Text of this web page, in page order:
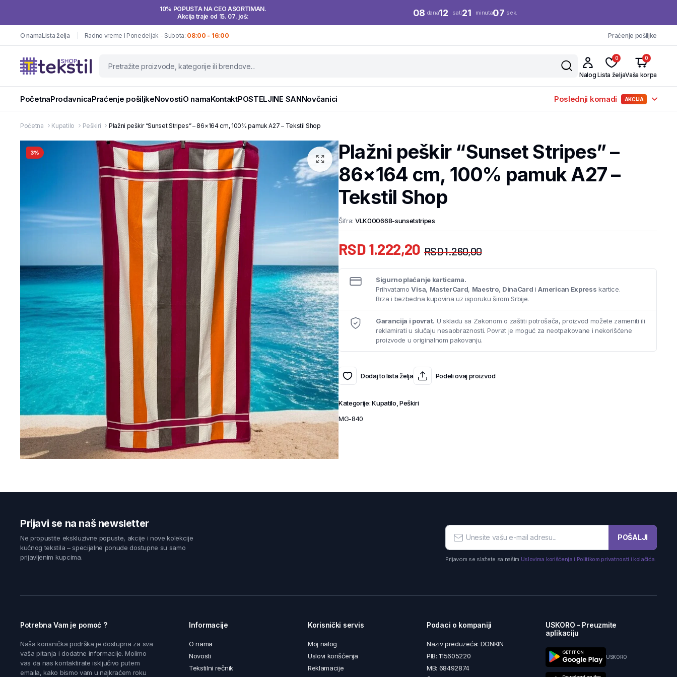
10% POPUSTA NA CEO ASORTIMAN.
Akcija traje od 15. 07. još:
08 dana12 sati21 minuta07 sek.
O namaLista želja Radno vreme I Ponedeljak - Subota: 08:00 - 16:00 Praćenje pošiljke
Nalog
0
Lista želja
0
Vaša korpa
PočetnaProdavnicaPraćenje pošiljkeNovostiO namaKontaktPOSTELJINE SANNovčanici Poslednji komadi AKCIJA
Početna Kupatilo Peškiri Plažni peškir “Sunset Stripes” – 86×164 cm, 100% pamuk A27 – Tekstil Shop
3%
Plažni peškir “Sunset Stripes” –
86×164 cm, 100% pamuk A27 –
Tekstil Shop
Šifra: VLK000668-sunsetstripes
RSD1.260,00
RSD1.222,20
Sigurno plaćanje karticama.
PrihvatamoVisa, MasterCard, Maestro, DinaCard iAmerican Express kartice.
Brza i bezbedna kupovina uz isporuku širom Srbije.
Garancija i povrat. U skladu sa Zakonom o zaštiti potrošača, proizvod možete zameniti ili
reklamirati u slučaju nesaobraznosti. Povrat je moguć za neotpakovane i nekorišćene
proizvode u originalnom pakovanju.
Dodaj to lista želja Podeli ovaj proizvod
Kategorije:Kupatilo Peškiri
MG-840
Prijavi se na naš newsletter
Ne propustite ekskluzivne popuste, akcije i nove kolekcije
kućnog tekstila – specijalne ponude dostupne su samo
prijavljenim kupcima.
POŠALJI
Prijavom se slažete sa našim Uslovima korišćenja i Politikom privatnosti i kolačića.
Potrebna Vam je pomoć ?
Naša korisnička podrška je dostupna za sva
vaša pitanja i dodatne informacije. Molimo
vas da nas kontaktirate isključivo putem
emaila, kako bismo vam u najkraćem roku
Informacije
O nama
Novosti
Tekstilni rečnik
Korisnički servis
Moj nalog
Uslovi korišćenja
Reklamacije
Podaci o kompaniji
Naziv preduzeća: DONKIN
PIB: 115605220
MB: 68492874
USKORO - Preuzmite
aplikaciju
USKORO